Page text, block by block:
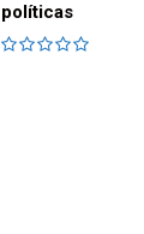
políticas